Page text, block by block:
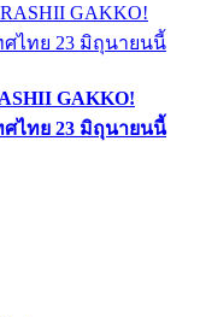
GAKKO!
ไทย 23 มิถุนายนนี้